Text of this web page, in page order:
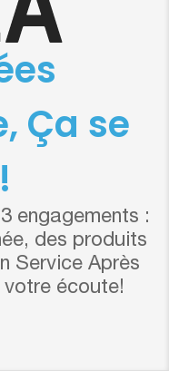
Ça se
engagements :
des produits
Service Après
votre écoute!